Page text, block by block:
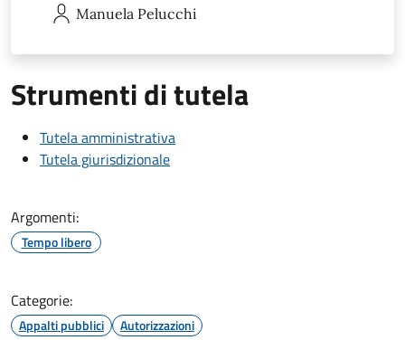
Manuela Pelucchi
Strumenti di tutela
Tutela amministrativa
Tutela giurisdizionale
Argomenti:
Tempo libero
Categorie:
Appalti pubblici Autorizzazioni